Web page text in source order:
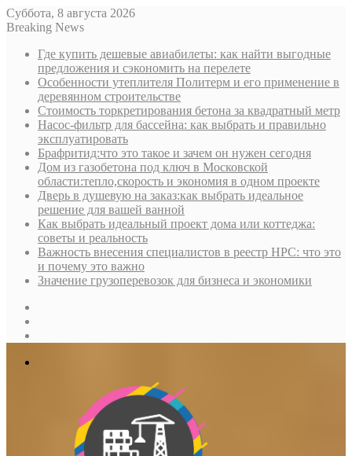
Суббота, 8 августа 2026
Breaking News
Где купить дешевые авиабилеты: как найти выгодные
предложения и сэкономить на перелете
Особенности утеплителя Политерм и его применение в
деревянном строительстве
Стоимость торкретирования бетона за квадратный метр
Насос-фильтр для бассейна: как выбрать и правильно
эксплуатировать
Брафритид:что это такое и зачем он нужен сегодня
Дом из газобетона под ключ в Московской
области:тепло,скорость и экономия в одном проекте
Дверь в душевую на заказ:как выбрать идеальное
решение для вашей ванной
Как выбрать идеальный проект дома или коттеджа:
советы и реальность
Важность внесения специалистов в реестр НРС: что это
и почему это важно
Значение грузоперевозок для бизнеса и экономики